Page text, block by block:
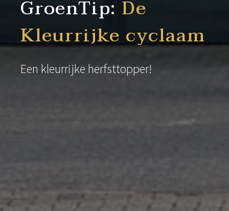
GroenTip:De
Kleurrijke cyclaam
Een kleurrijke herfsttopper!